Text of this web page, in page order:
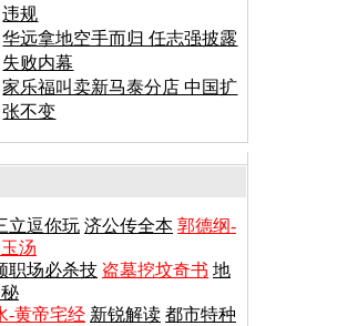
违规
华远拿地空手而归 任志强披露
失败内幕
家乐福叫卖新马泰分店 中国扩
张不变
立逗你玩 济公传全本 郭德纲-
汤
职场必杀技 盗墓挖坟奇书 地
-黄帝宅经 新锐解读 都市特种